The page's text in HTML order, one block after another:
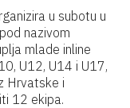
u subotu u
nazivom
mlade inline
U12, U14 i U17,
Hrvatske i
12 ekipa.